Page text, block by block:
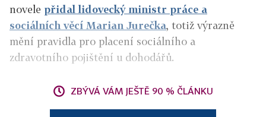
novele přidal lidovecký ministr práce a
sociálních věcí Marian Jurečka, totiž výrazně
mění pravidla pro placení sociálního a
zdravotního pojištění u dohodářů.
ZBÝVÁ VÁM JEŠTĚ 90 % ČLÁNKU